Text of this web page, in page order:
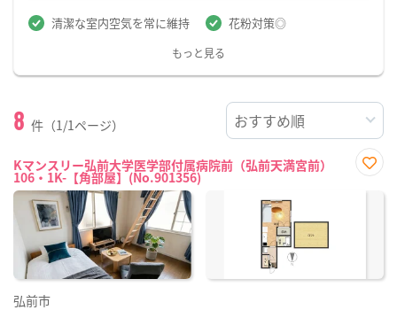
清潔な室内空気を常に維持 花粉対策◎
もっと見る
8 件（1/1ページ）
Kマンスリー弘前大学医学部付属病院前（弘前天満宮前）
106・1K-【角部屋】(No.901356)
に入
弘前市